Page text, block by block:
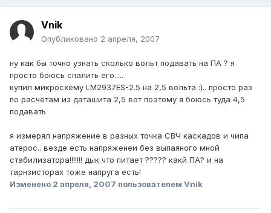
Vnik
Опубликовано 2 апреля, 2007
ну как бы точно узнать сколько вольт подавать на ПА ? я
просто боюсь спалить его.....
купил микросхему LM2937ES-2.5 на 2,5 вольта :).. просто раз
по расчётам из даташита 2,5 вот поэтому я боюсь туда 4,5
подавать
я измерял напряжение в разных точка СВЧ каскадов и чипа
атерос.. везде есть напряженеи без выпаяного мной
стабилизатора!!!!!!! дык что питает ????? какй ПА? и на
тарнзисторах тоже напруга есть!
Изменено 2 апреля, 2007 пользователем Vnik